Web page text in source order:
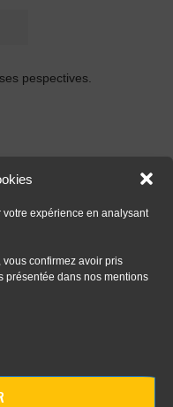
votre expérience en analysant
confirmez avoir pris
présentée dans nos mentions
pespectives.